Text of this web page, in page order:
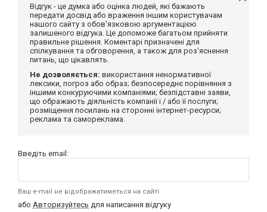
Відгук - це думка або оцінка людей, які бажають
передати досвід або враження іншим користувачам
нашого сайту з обов'язковою аргументацією
залишеного відгука. Це допоможе багатьом прийняти
правильне рішення. Коментарі призначені для
спілкування та обговорення, а також для роз'яснення
питань, що цікавлять.
Не дозволяється: використання ненормативної
лексики, погроз або образ; безпосереднє порівняння з
іншими конкуруючими компаніями; безпідставні заяви,
що ображають діяльність компанії і / або її послуги;
розміщення посилань на сторонні інтернет-ресурси;
реклама та самореклама.
Введіть email:
Ваш e-mail не відображатиметься на сайті
або Авторизуйтесь для написання відгуку